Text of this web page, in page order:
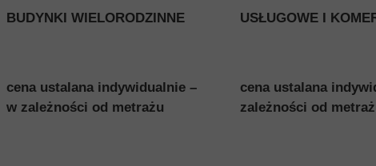
BUDYNKI WIELORODZINNE USŁUGOWE I
cena ustalana indywidualnie –
w zależności od metrażu
cena ustalana
zależności od